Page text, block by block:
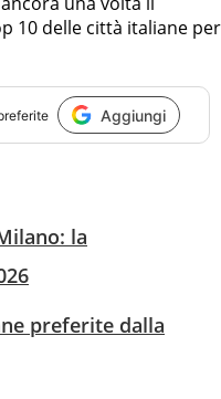
10 delle città italiane per
Aggiungi
la
preferite dalla